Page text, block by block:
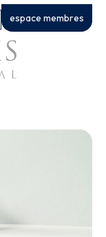
espace membres